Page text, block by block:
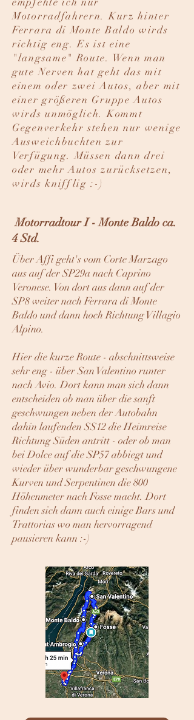
Motorradfahrern. Kurz hinter
Ferrara di Monte Baldo wirds
richtig eng. Es ist eine
"langsame" Route. Wenn man
gute Nerven hat geht das mit
einem oder zwei Autos, aber mit
einer größeren Gruppe Autos
wirds unmöglich. Kommt
Gegenverkehr stehen nur wenige
Ausweichbuchten zur
Verfügung. Müssen dann drei
oder mehr Autos zurücksetzen,
wirds knifflig :-)
Motorradtour I - Monte Baldo ca.
4 Std.
Über Affi geht's vom Corte Marzago
aus auf der SP29a nach Caprino
Veronese. Von dort aus dann auf der
SP8 weiter nach Ferrara di Monte
Baldo und dann hoch Richtung Villagio
Alpino.
Hier die kurze Route - abschnittsweise
sehr eng - über San Valentino runter
nach Avio. Dort kann man sich dann
entscheiden ob man über die sanft
geschwungen neben der Autobahn
dahin laufenden SS12 die Heimreise
Richtung Süden antritt - oder ob man
bei Dolce auf die SP57 abbiegt und
wieder über wunderbar geschwungene
Kurven und Serpentinen die 800
Höhenmeter nach Fosse macht. Dort
finden sich dann auch einige Bars und
Trattorias wo man hervorragend
pausieren kann :-)